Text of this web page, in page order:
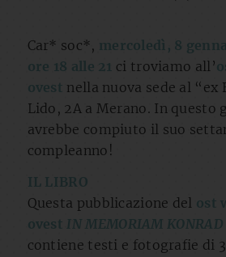
Car* soc*, mercoledì, 8
ore 18 alle 21 ci troviamo all’
ovest nella nuova sede al “ex
Lido, 2A a Merano. In questo
avrebbe compiuto il suo
compleanno!
IL LIBRO
Questa pubblicazione del ost
ovest IN MEMORIAM
contiene testi e fotografie di